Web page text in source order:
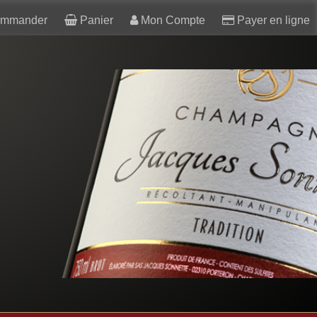
Panier Mon Compte Payer en ligne